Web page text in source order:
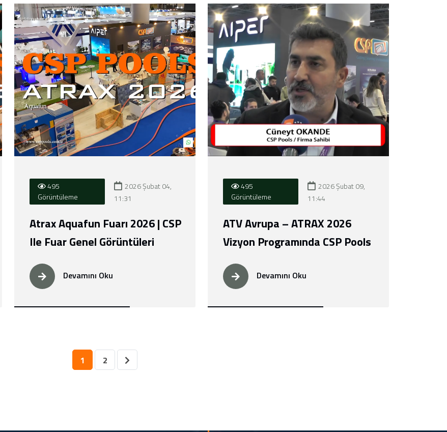
495
Görüntüleme
2026 Şubat 04,
11:31
Atrax Aquafun Fuarı 2026 | CSP
Ile Fuar Genel Görüntüleri
Devamını Oku
495
Görüntüleme
2026 Şubat 09,
11:44
ATV Avrupa – ATRAX 2026
Vizyon Programında CSP Pools
Devamını Oku
1 2